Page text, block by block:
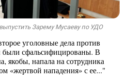
Зарему Мусаеву по УДО
уголовные дела против
сфальсифицированы. В
якобы, напала на сотрудника
«жертвой нападения» с ее..."